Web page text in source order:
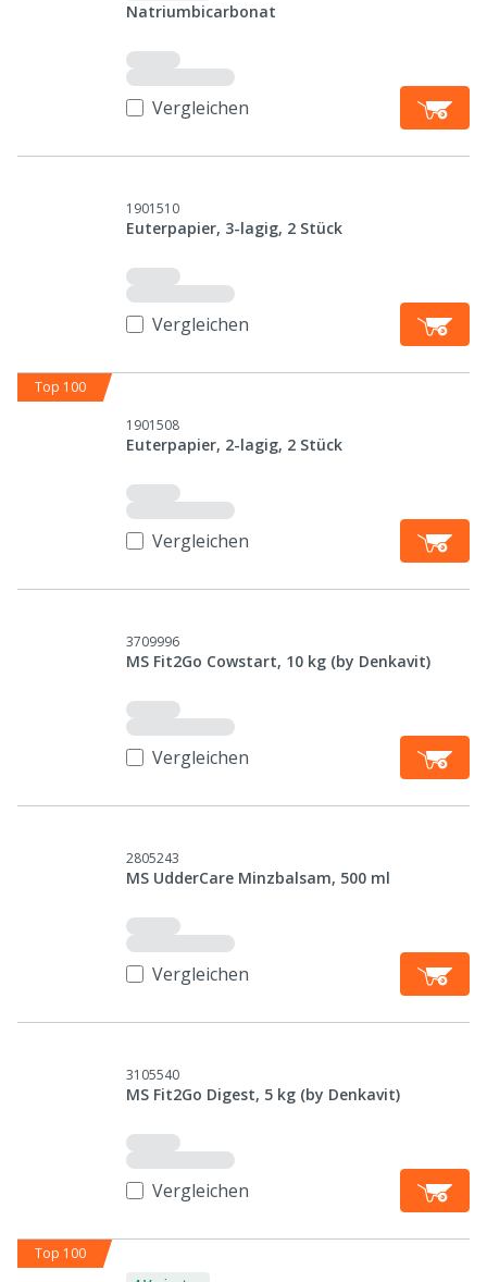
Natriumbicarbonat
Vergleichen
1901510
Euterpapier, 3-lagig, 2 Stück
Vergleichen
Top 100
1901508
Euterpapier, 2-lagig, 2 Stück
Vergleichen
3709996
MS Fit2Go Cowstart, 10 kg (by Denkavit)
Vergleichen
2805243
MS UdderCare Minzbalsam, 500 ml
Vergleichen
3105540
MS Fit2Go Digest, 5 kg (by Denkavit)
Vergleichen
Top 100